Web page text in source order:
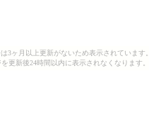
3ヶ月以上更新がないため表示されています。
更新後24時間以内に表示されなくなります。